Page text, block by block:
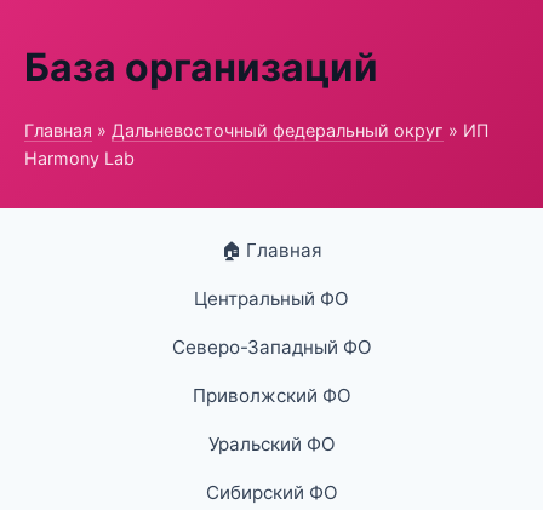
База организаций
Главная » Дальневосточный федеральный округ » ИП
Harmony Lab
🏠 Главная
Центральный ФО
Северо-Западный ФО
Приволжский ФО
Уральский ФО
Сибирский ФО